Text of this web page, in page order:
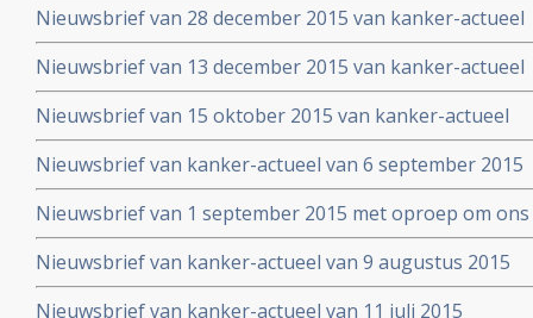
Nieuwsbrief van 28 december 2015 van kanker-actueel
Nieuwsbrief van 13 december 2015 van kanker-actueel
Nieuwsbrief van 15 oktober 2015 van kanker-actueel
Nieuwsbrief van kanker-actueel van 6 september 2015
Nieuwsbrief van 1 september 2015 met oproep om
Nieuwsbrief van kanker-actueel van 9 augustus 2015
Nieuwsbrief van kanker-actueel van 11 juli 2015